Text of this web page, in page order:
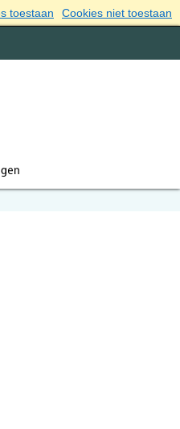
toestaan Cookies niet toestaan